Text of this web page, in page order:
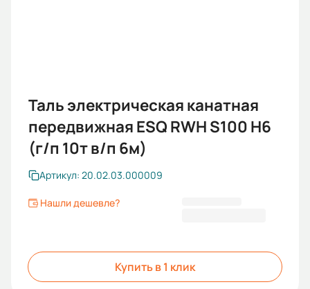
Таль электрическая канатная
передвижная ESQ RWH S100 H6
(г/п 10т в/п 6м)
Артикул: 20.02.03.000009
Нашли дешевле?
Купить в 1 клик